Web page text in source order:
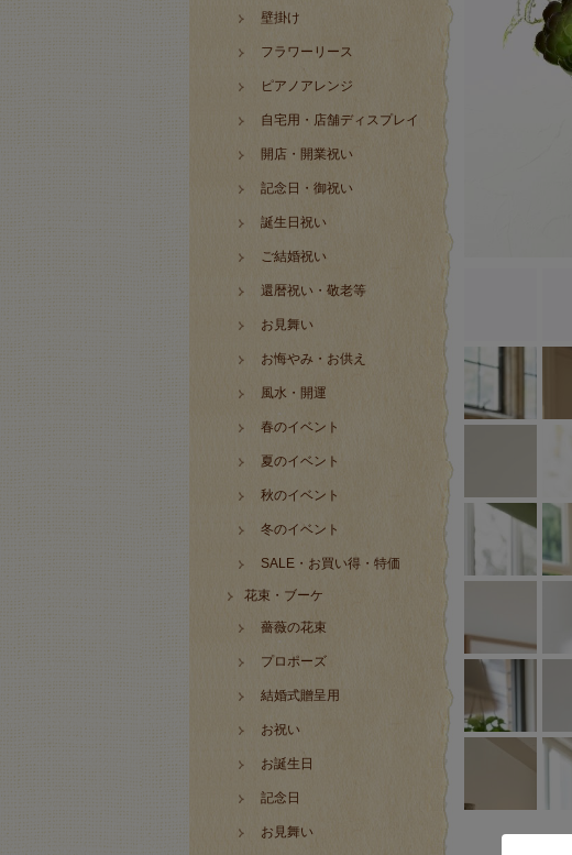
壁掛け
フラワーリース
ピアノアレンジ
自宅用・店舗ディスプレイ
開店・開業祝い
記念日・御祝い
誕生日祝い
ご結婚祝い
還暦祝い・敬老等
お見舞い
お悔やみ・お供え
風水・開運
春のイベント
夏のイベント
秋のイベント
冬のイベント
SALE・お買い得・特価
花束・ブーケ
薔薇の花束
プロポーズ
結婚式贈呈用
お祝い
お誕生日
記念日
お見舞い